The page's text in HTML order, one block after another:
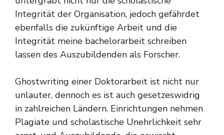
Integrität der Organisation, jedoch gefährdet
ebenfalls die zukünftige Arbeit und die
Integrität meine bachelorarbeit schreiben
lassen des Auszubildenden als Forscher.
Ghostwriting einer Doktorarbeit ist nicht nur
unlauter, dennoch es ist auch gesetzeswidrig
in zahlreichen Ländern. Einrichtungen nehmen
Plagiate und scholastische Unehrlichkeit sehr